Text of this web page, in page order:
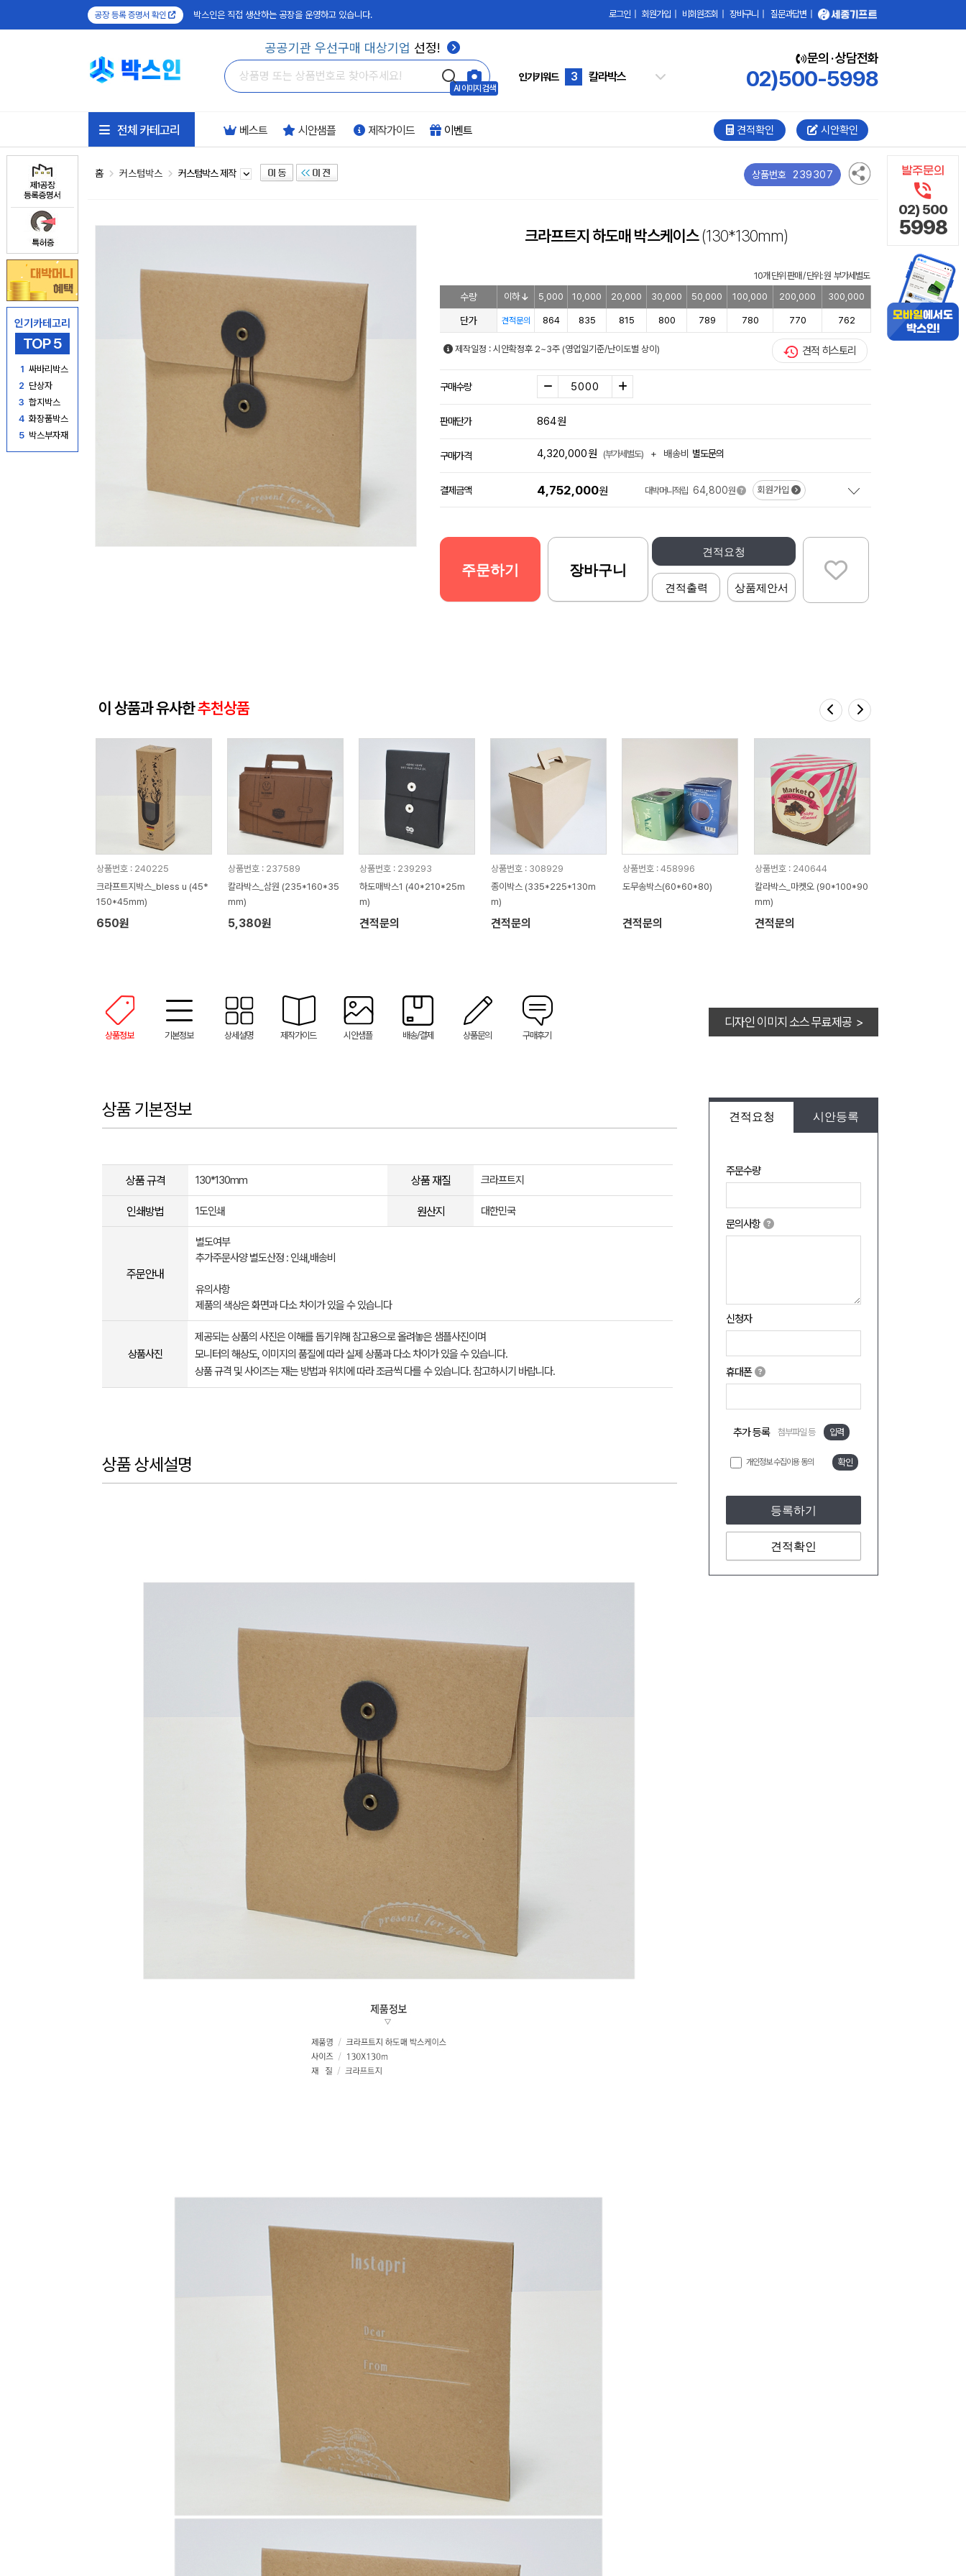
공장 등록 증명서 확인 박스인은 직접 생산하는 공장을 운영하고 있습니다. 로그인 회원가입 비회원조회 장바구니 질문과답변
공공기관 우선구매 대상기업 선정!
AI 이미지 검색
인기키워드
단상자
4
합지박스
10
부자재
문의 · 상담전화
02)500-5998
인기카테고리
TOP 5
1 싸바리박스
2 단상자
3 합지박스
4 화장품박스
5 박스부자재
02) 500
5998
전체 카테고리 베스트 시안샘플 제작가이드 이벤트 견적확인 시안확인
홈 커스텀박스 커스텀박스 제작 상품번호 239307
크라프트지 하도매 박스케이스(130*130mm)
10개 단위 판매 / 단위: 원 부가세별도
수량 이하 5,000 10,000 20,000 30,000 50,000 100,000 200,000 300,000
단가 견적문의 864 835 815 800 789 780 770 762
제작일정 : 시안확정후 2~3주 (영업일기준/난이도별 상이) 견적 히스토리
구매수량
판매단가 864원
구매가격 4,320,000원 (부가세별도) + 배송비 별도문의
결제금액 4,752,000원 대박머니적립 64,800원 회원가입
견적요청
견적출력 상품제안서
주문하기 장바구니
이 상품과 유사한추천상품
상품번호 : 240225
크라프트지박스_bless u (45*
150*45mm)
650원
상품번호 : 237589
칼라박스_삼원 (235*160*35
mm)
5,380원
상품번호 : 239293
하도매박스1 (40*210*25m
m)
견적문의
상품번호 : 308929
종이박스 (335*225*130m
m)
견적문의
상품번호 : 458996
도무송박스(60*60*80)
견적문의
상품번호 : 240644
칼라박스_마켓오 (90*100*90
mm)
견적문의
상품정보 기본정보 상세설명 제작가이드 시안샘플 배송/결제 상품문의 구매후기
디자인 이미지 소스 무료제공 >
견적요청 시안등록
주문수량
문의사항
신청자
휴대폰
추가 등록 첨부파일 등 입력
개인정보 수집이용 동의 확인
등록하기
견적확인
상품 기본정보
상품 규격 130*130mm 상품 재질 크라프트지
인쇄방법 1도인쇄 원산지 대한민국
주문안내
별도여부
추가주문사양 별도산정 : 인쇄,배송비
유의사항
제품의 색상은 화면과 다소 차이가 있을 수 있습니다
상품사진
제공되는 상품의 사진은 이해를 돕기위해 참고용으로 올려놓은 샘플사진이며
모니터의 해상도, 이미지의 품질에 따라 실제 상품과 다소 차이가 있을 수 있습니다.
상품 규격 및 사이즈는 재는 방법과 위치에 따라 조금씩 다를 수 있습니다. 참고하시기 바랍니다.
상품 상세설명